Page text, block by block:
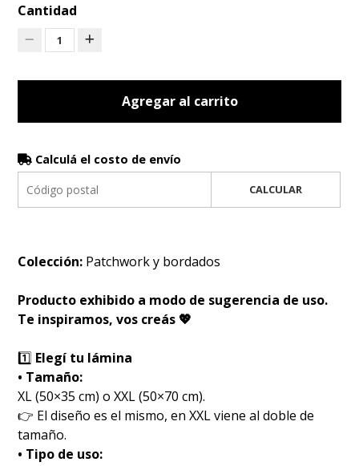
Cantidad
1
Agregar al carrito
Calculá el costo de envío
CALCULAR
Colección: Patchwork y bordados
Producto exhibido a modo de sugerencia de uso.
Te inspiramos, vos creás 💖
1️⃣ Elegí tu lámina
• Tamaño:
XL (50×35 cm) o XXL (50×70 cm).
👉 El diseño es el mismo, en XXL viene al doble de
tamaño.
• Tipo de uso: